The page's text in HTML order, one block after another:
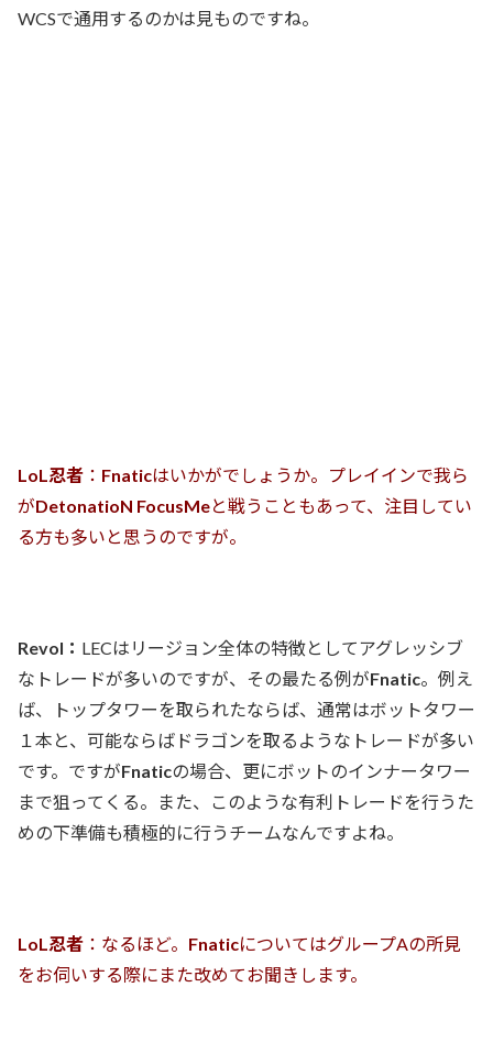
WCSで通用するのかは見ものですね。
LoL忍者 ： Fnaticはいかがでしょうか。プレイインで我ら
がDetonatioN FocusMeと戦うこともあって、注目してい
る方も多いと思うのですが。
Revol： LECはリージョン全体の特徴としてアグレッシブ
なトレードが多いのですが、その最たる例がFnatic。例え
ば、トップタワーを取られたならば、通常はボットタワー
１本と、可能ならばドラゴンを取るようなトレードが多い
です。ですがFnaticの場合、更にボットのインナータワー
まで狙ってくる。また、このような有利トレードを行うた
めの下準備も積極的に行うチームなんですよね。
LoL忍者 ：なるほど。 FnaticについてはグループAの所見
をお伺いする際にまた改めてお聞きします。